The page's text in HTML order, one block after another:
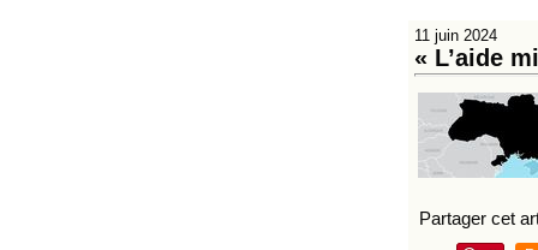
11 juin 2024
« L’aide
Partager cet